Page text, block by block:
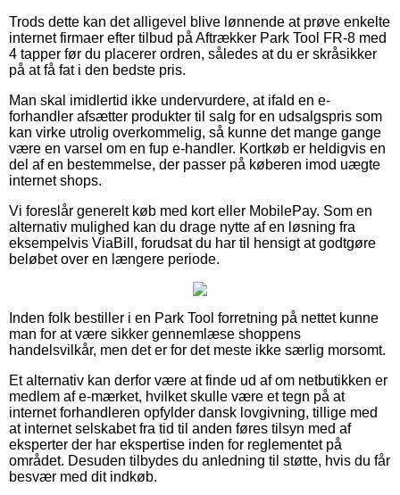
Trods dette kan det alligevel blive lønnende at prøve enkelte
internet firmaer efter tilbud på Aftrækker Park Tool FR-8 med
4 tapper før du placerer ordren, således at du er skråsikker
på at få fat i den bedste pris.
Man skal imidlertid ikke undervurdere, at ifald en e-
forhandler afsætter produkter til salg for en udsalgspris som
kan virke utrolig overkommelig, så kunne det mange gange
være en varsel om en fup e-handler. Kortkøb er heldigvis en
del af en bestemmelse, der passer på køberen imod uægte
internet shops.
Vi foreslår generelt køb med kort eller MobilePay. Som en
alternativ mulighed kan du drage nytte af en løsning fra
eksempelvis ViaBill, forudsat du har til hensigt at godtgøre
beløbet over en længere periode.
Inden folk bestiller i en Park Tool forretning på nettet kunne
man for at være sikker gennemlæse shoppens
handelsvilkår, men det er for det meste ikke særlig morsomt.
Et alternativ kan derfor være at finde ud af om netbutikken er
medlem af e-mærket, hvilket skulle være et tegn på at
internet forhandleren opfylder dansk lovgivning, tillige med
at internet selskabet fra tid til anden føres tilsyn med af
eksperter der har ekspertise inden for reglementet på
området. Desuden tilbydes du anledning til støtte, hvis du får
besvær med dit indkøb.